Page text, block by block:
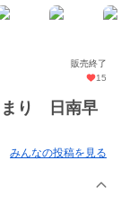
販売終了
15
り 日南早
みんなの投稿を見る